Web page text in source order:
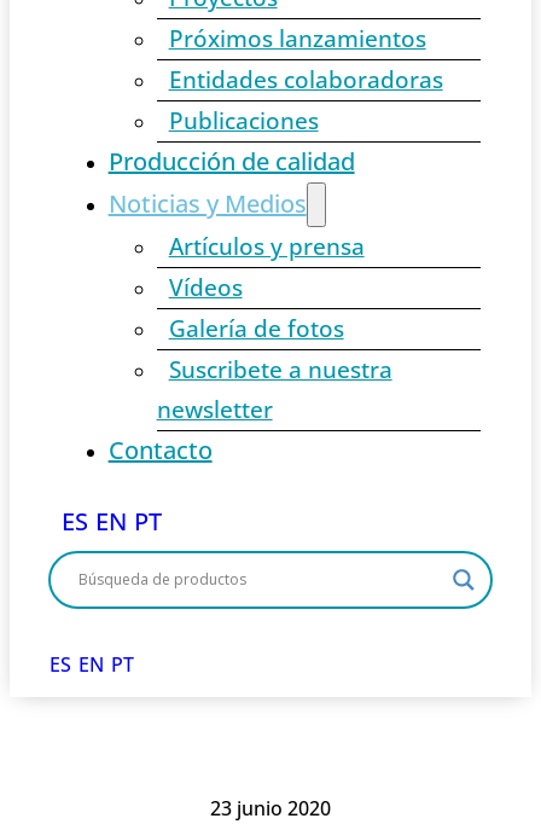
Próximos lanzamientos
Entidades colaboradoras
Publicaciones
Producción de calidad
Noticias y Medios
Artículos y prensa
Vídeos
Galería de fotos
Suscribete a nuestra
newsletter
Contacto
ES EN PT
ES EN PT
23 junio 2020